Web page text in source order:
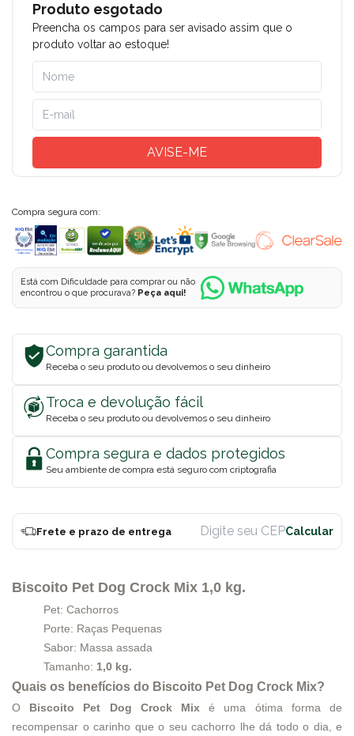
Produto esgotado
Preencha os campos para ser avisado assim que o
produto voltar ao estoque!
AVISE-ME
Compra segura com:
Está com Dificuldade para comprar ou não
encontrou o que procurava? Peça aqui!
Compra garantida
Receba o seu produto ou devolvemos o seu dinheiro
Troca e devolução fácil
Receba o seu produto ou devolvemos o seu dinheiro
Compra segura e dados protegidos
Seu ambiente de compra está seguro com criptografia
Frete e prazo de entrega
Biscoito Pet Dog Crock Mix 1,0 kg.
Pet: Cachorros
Porte: Raças Pequenas
Sabor: Massa assada
Tamanho: 1,0 kg.
Quais os benefícios do Biscoito Pet Dog Crock Mix?
O Biscoito Pet Dog Crock Mix é uma ótima forma de
recompensar o carinho que o seu cachorro lhe dá todo o dia, e